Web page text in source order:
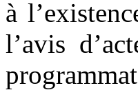
à
l’avis